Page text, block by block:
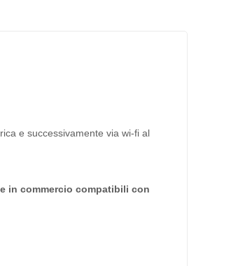
e successivamente via wi-fi al
in commercio compatibili con